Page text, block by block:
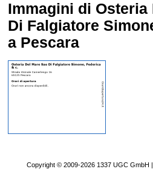
Immagini di Osteria
Di Falgiatore
a Pescara
Copyright © 2009-2026 1337 UGC GmbH |